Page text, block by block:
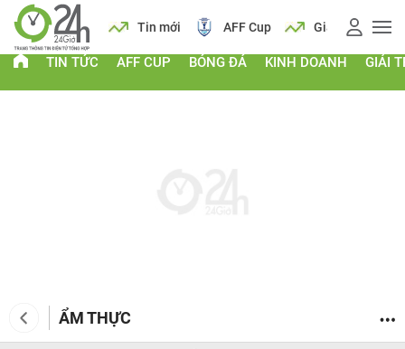
Lịch Tin mới AFF Cup Giá vàng
TIN TỨC AFF CUP BÓNG ĐÁ KINH DOANH GIẢI
ẨM THỰC